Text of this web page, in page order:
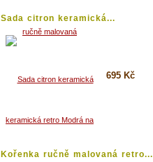
Sada citron keramická...
695 Kč
Kořenka ručně malovaná retro...